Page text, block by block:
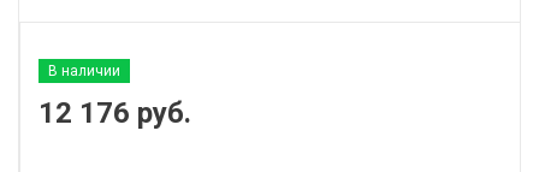
В наличии
12 176 руб.